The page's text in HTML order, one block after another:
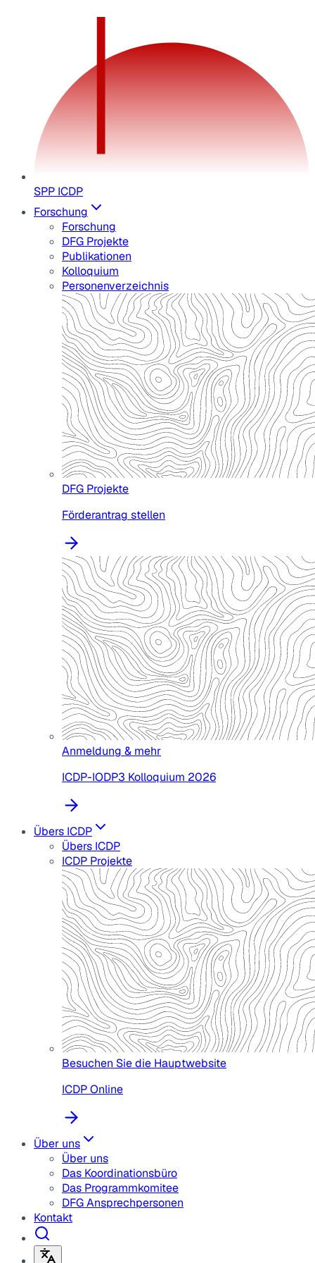
SPP ICDP
Forschung
Forschung
DFG Projekte
Publikationen
Kolloquium
Personenverzeichnis
DFG Projekte
Förderantrag stellen
Anmeldung & mehr
ICDP-IODP3 Kolloquium 2026
Übers ICDP
Übers ICDP
ICDP Projekte
Besuchen Sie die Hauptwebsite
ICDP Online
Über uns
Über uns
Das Koordinationsbüro
Das Programmkomitee
DFG Ansprechpersonen
Kontakt